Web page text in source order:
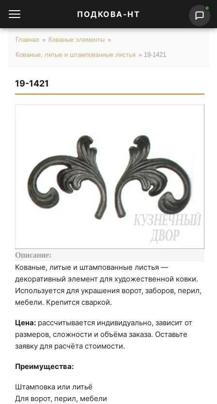
ПОДКОВА-НТ
Главная » Кованые элементы »
Кованые, литые и штампованные листья » 19-1421
19-1421
Описание:
Кованые, литые и штампованные листья —
декоративный элемент для художественной ковки.
Используется для украшения ворот, заборов, перил,
мебели. Крепится сваркой.
Цена: рассчитывается индивидуально, зависит от
размеров, сложности и объёма заказа. Оставьте
заявку для расчёта стоимости.
Преимущества:
Штамповка или литьё
Для ворот, перил, мебели